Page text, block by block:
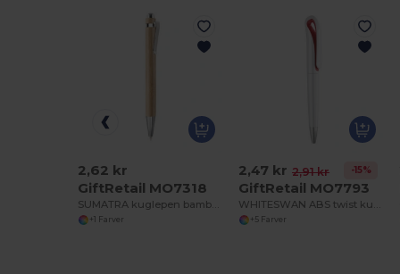
2,62 kr
GiftRetail MO7318
+1 Farver
2,47 kr 2,91 kr -15%
GiftRetail MO7793
+5 Farver